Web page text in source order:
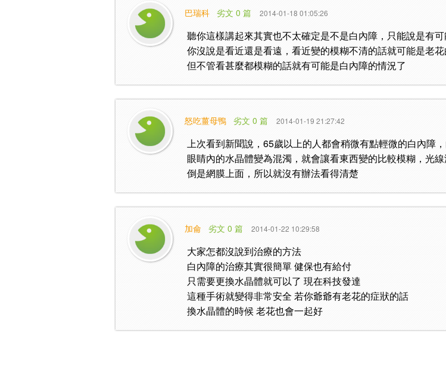
巴瑞科 劣文 0 篇 2014-01-18 01:05:26
聽你這樣講起來其實也不太確定是不是白內障，只能說是有
你沒說是看近還是看遠，看近變的模糊不清的話就可能是老花
但不管看甚麼都模糊的話就有可能是白內障的情況了
怒吃薑母鴨 劣文 0 篇 2014-01-19 21:27:42
上次看到新聞說，65歲以上的人都會稍微有點輕微的白內障
眼睛內的水晶體變為混濁，就會讓看東西變的比較模糊，光
倒是網膜上面，所以就沒有辦法看得清楚
加侖 劣文 0 篇 2014-01-22 10:29:58
大家怎都沒說到治療的方法
白內障的治療其實很簡單 健保也有給付
只需要更換水晶體就可以了 現在科技發達
這種手術就變得非常安全 若你爺爺有老花的症狀的話
換水晶體的時候 老花也會一起好